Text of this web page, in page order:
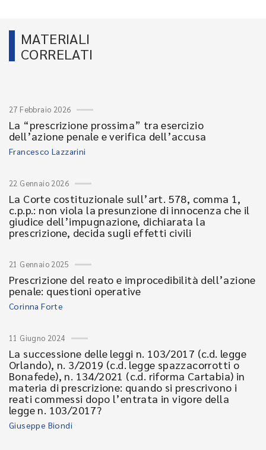
MATERIALI
CORRELATI
27 Febbraio 2026
La “prescrizione prossima” tra esercizio
dell’azione penale e verifica dell’accusa
Francesco Lazzarini
22 Gennaio 2026
La Corte costituzionale sull’art. 578, comma 1,
c.p.p.: non viola la presunzione di innocenza che il
giudice dell’impugnazione, dichiarata la
prescrizione, decida sugli effetti civili
21 Gennaio 2025
Prescrizione del reato e improcedibilità dell’azione
penale: questioni operative
Corinna Forte
11 Giugno 2024
La successione delle leggi n. 103/2017 (c.d. legge
Orlando), n. 3/2019 (c.d. legge spazzacorrotti o
Bonafede), n. 134/2021 (c.d. riforma Cartabia) in
materia di prescrizione: quando si prescrivono i
reati commessi dopo l’entrata in vigore della
legge n. 103/2017?
Giuseppe Biondi